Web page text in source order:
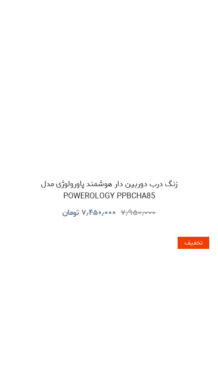
زنگ درب دوربین دار هوشمند پاورولوژی مدل
POWEROLOGY PPBCHA85
۷٫۹۵۰٫۰۰۰ ۷٫۴۵۰٫۰۰۰ تومان
تخفیف